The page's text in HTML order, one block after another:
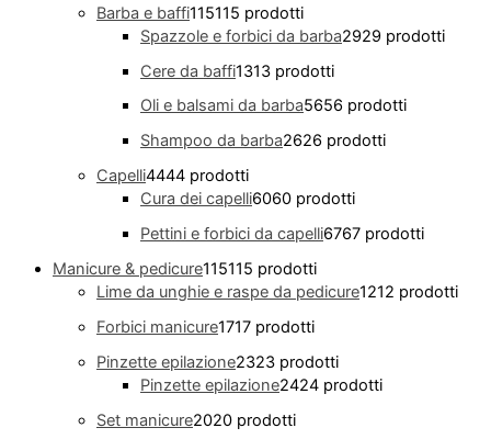
Barba e baffi115115 prodotti
Spazzole e forbici da barba2929 prodotti
Cere da baffi1313 prodotti
Oli e balsami da barba5656 prodotti
Shampoo da barba2626 prodotti
Capelli4444 prodotti
Cura dei capelli6060 prodotti
Pettini e forbici da capelli6767 prodotti
Manicure & pedicure115115 prodotti
Lime da unghie e raspe da pedicure1212 prodotti
Forbici manicure1717 prodotti
Pinzette epilazione2323 prodotti
Pinzette epilazione2424 prodotti
Set manicure2020 prodotti